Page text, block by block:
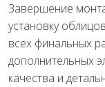
Завершение
установку
всех финальных
дополнительных
качества и